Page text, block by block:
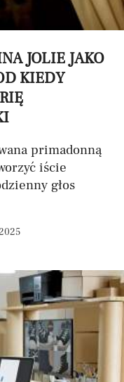
JOLIE JAKO
KIEDY
primadonną
iście
głos